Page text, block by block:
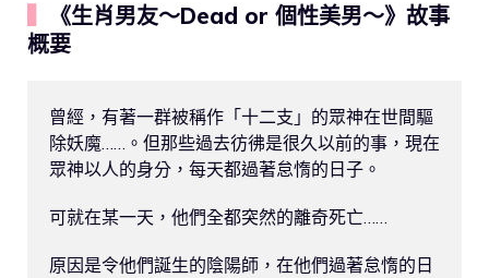
《生肖男友～Dead or 個性美男～》故事
概要
曾經，有著一群被稱作「十二支」的眾神在世間驅
除妖魔……。但那些過去彷彿是很久以前的事，現在
眾神以人的身分，每天都過著怠惰的日子。
可就在某一天，他們全都突然的離奇死亡……
原因是令他們誕生的陰陽師，在他們過著怠惰的日